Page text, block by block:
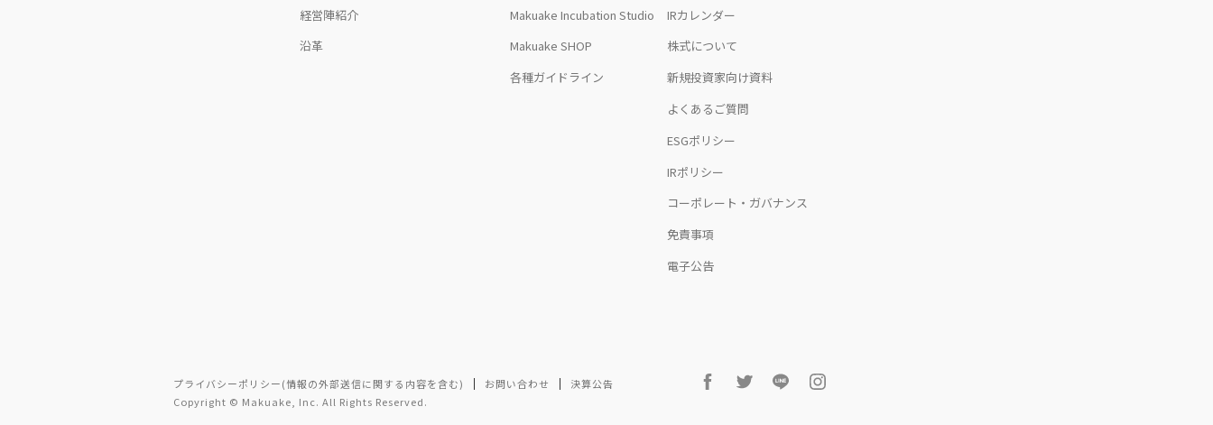
経営陣紹介
沿革
Makuake Incubation Studio
Makuake SHOP
各種ガイドライン
IRカレンダー
株式について
新規投資家向け資料
よくあるご質問
ESGポリシー
IRポリシー
コーポレート・ガバナンス
免責事項
電子公告
プライバシーポリシー(情報の外部送信に関する内容を含む) お問い合わせ
決算公告
Copyright © Makuake, Inc. All Rights Reserved.